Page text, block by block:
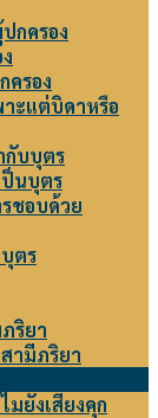
กครอง
ครอง
ะแต่บิดาหรือ
กับบุตร
ป็นบุตร
ชอบด้วย
ตร
ริยา
ามีภริยา
มยังเสี่ยงคุก